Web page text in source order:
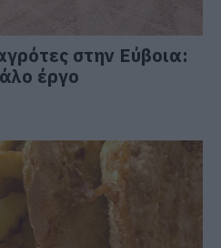
στην Εύβοια:
έργο